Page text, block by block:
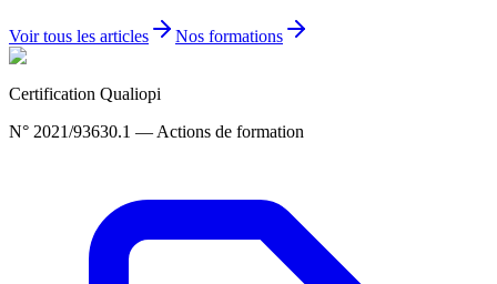
Voir tous les articles Nos formations
Certification Qualiopi
N° 2021/93630.1 — Actions de formation